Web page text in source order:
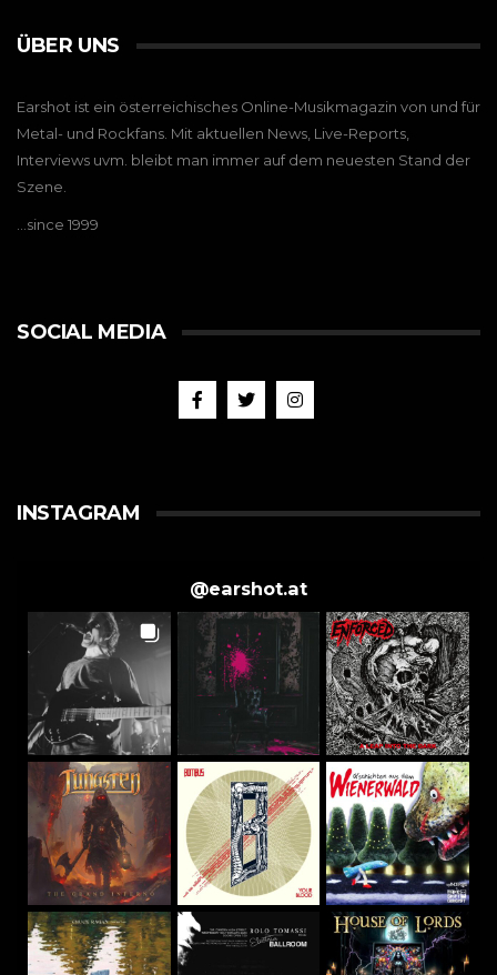
ÜBER UNS
Earshot ist ein österreichisches Online-Musikmagazin von und für
Metal- und Rockfans. Mit aktuellen News, Live-Reports,
Interviews uvm. bleibt man immer auf dem neuesten Stand der
Szene.
…since 1999
SOCIAL MEDIA
INSTAGRAM
@earshot.at